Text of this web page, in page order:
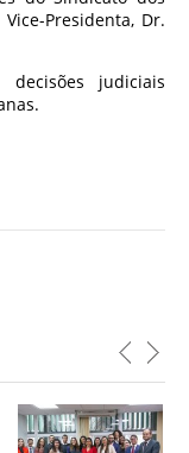
Presidenta, Dr.
judiciais